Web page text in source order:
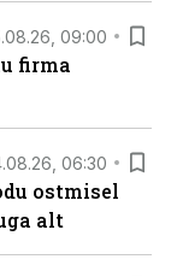
09:00
firma
06:30
ostmisel
alt